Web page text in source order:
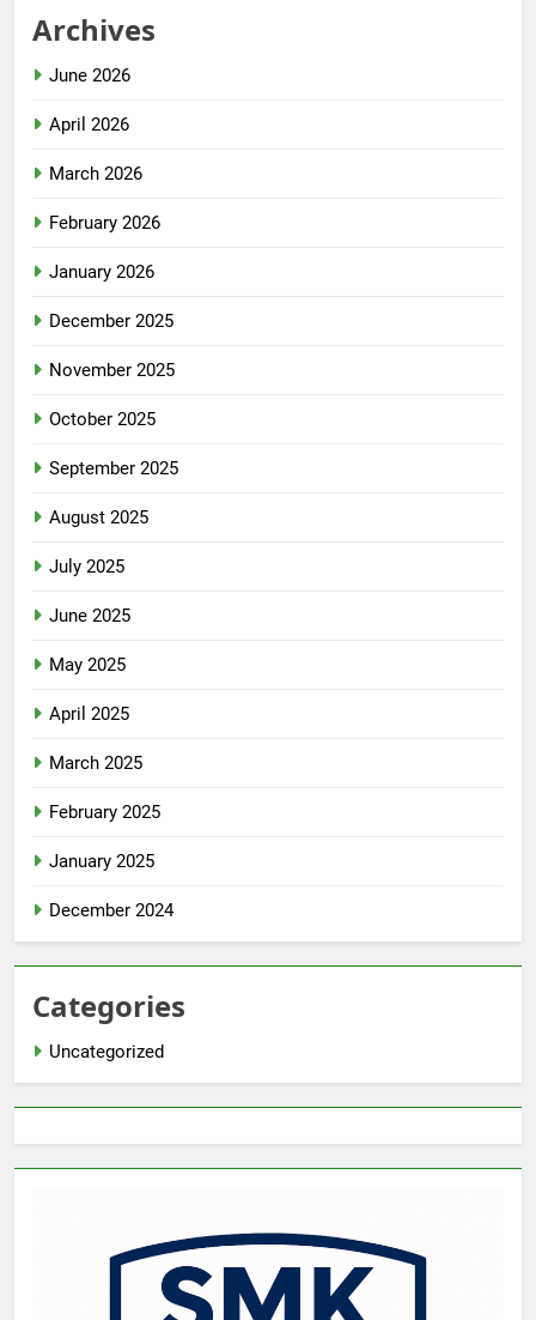
Archives
June 2026
April 2026
March 2026
February 2026
January 2026
December 2025
November 2025
October 2025
September 2025
August 2025
July 2025
June 2025
May 2025
April 2025
March 2025
February 2025
January 2025
December 2024
Categories
Uncategorized